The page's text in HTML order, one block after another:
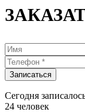
Сегодня
24 человек